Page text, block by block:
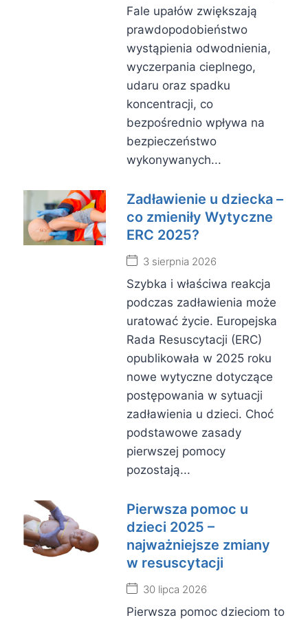
Fale upałów zwiększają
prawdopodobieństwo
wystąpienia odwodnienia,
wyczerpania cieplnego,
udaru oraz spadku
koncentracji, co
bezpośrednio wpływa na
bezpieczeństwo
wykonywanych...
Zadławienie u dziecka –
co zmieniły Wytyczne
ERC 2025?
3 sierpnia 2026
Szybka i właściwa reakcja
podczas zadławienia może
uratować życie. Europejska
Rada Resuscytacji (ERC)
opublikowała w 2025 roku
nowe wytyczne dotyczące
postępowania w sytuacji
zadławienia u dzieci. Choć
podstawowe zasady
pierwszej pomocy
pozostają...
Pierwsza pomoc u
dzieci 2025 –
najważniejsze zmiany
w resuscytacji
30 lipca 2026
Pierwsza pomoc dzieciom to